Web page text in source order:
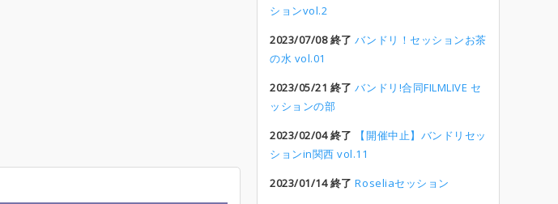
ションvol.2
2023/07/08 終了 バンドリ！セッションお茶
の水 vol.01
2023/05/21 終了 バンドリ!合同FILMLIVE セ
ッションの部
2023/02/04 終了
【開催中止】バンドリセッ
ションin関西 vol.11
2023/01/14 終了 Roseliaセッション